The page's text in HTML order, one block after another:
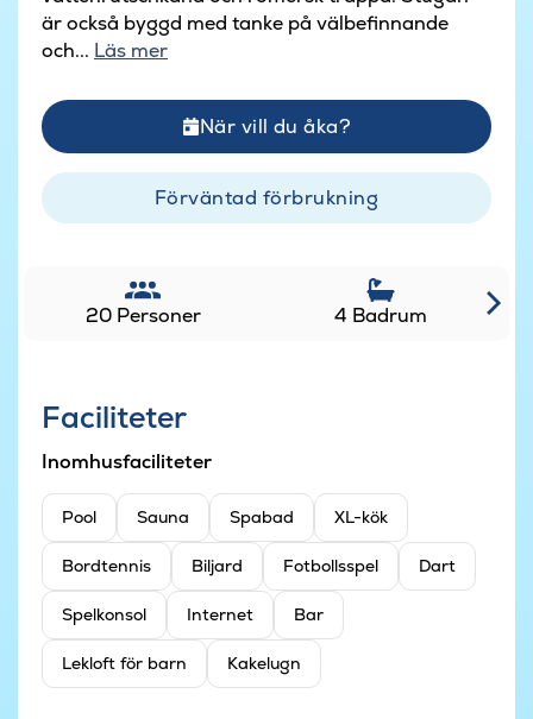
är också byggd med tanke på välbefinnande
och... Läs mer
När vill du åka?
Förväntad förbrukning
20 Personer 4 Badrum
Faciliteter
Inomhusfaciliteter
Pool Sauna Spabad XL-kök
Bordtennis Biljard Fotbollsspel Dart
Spelkonsol Internet Bar
Lekloft för barn Kakelugn